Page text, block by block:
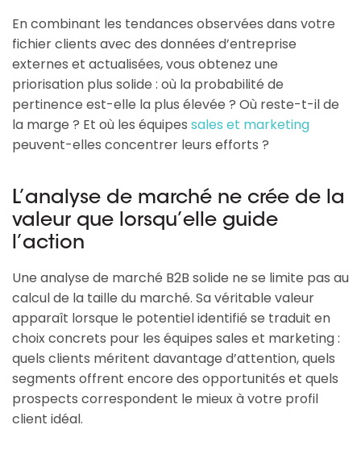
En combinant les tendances observées dans votre
fichier clients avec des données d’entreprise
externes et actualisées, vous obtenez une
priorisation plus solide : où la probabilité de
pertinence est-elle la plus élevée ? Où reste-t-il de
la marge ? Et où les équipes sales et marketing
peuvent-elles concentrer leurs efforts ?
L’analyse de marché ne crée de la
valeur que lorsqu’elle guide
l’action
Une analyse de marché B2B solide ne se limite pas au
calcul de la taille du marché. Sa véritable valeur
apparaît lorsque le potentiel identifié se traduit en
choix concrets pour les équipes sales et marketing :
quels clients méritent davantage d’attention, quels
segments offrent encore des opportunités et quels
prospects correspondent le mieux à votre profil
client idéal.